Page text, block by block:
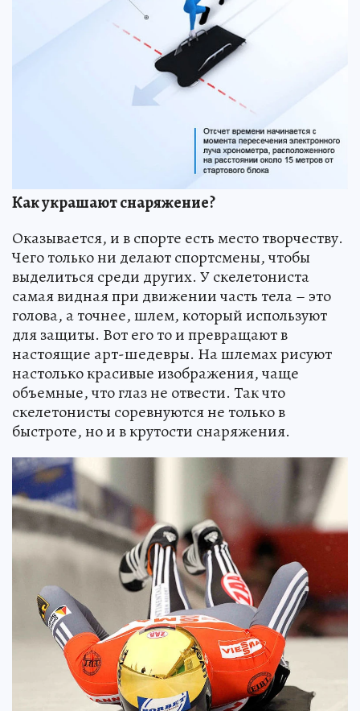
Как украшают снаряжение?
Оказывается, и в спорте есть место творчеству.
Чего только ни делают спортсмены, чтобы
выделиться среди других. У скелетониста
самая видная при движении часть тела – это
голова, а точнее, шлем, который используют
для защиты. Вот его то и превращают в
настоящие арт-шедевры. На шлемах рисуют
настолько красивые изображения, чаще
объемные, что глаз не отвести. Так что
скелетонисты соревнуются не только в
быстроте, но и в крутости снаряжения.